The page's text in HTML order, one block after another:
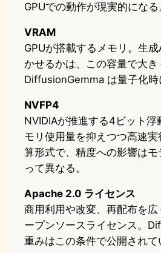
GPUでの動作が現実的になる
VRAM
GPUが搭載するメモリ。生
かせるかは、この容量で大き
DiffusionGemma は量子化時
NVFP4
NVIDIAが推進する4ビット浮
モリ使用量を抑えつつ高速
算形式で、精度への影響はモ
って異なる。
Apache 2.0 ライセンス
商用利用や改変、再配布を
ープンソースライセンス。
重みはこの条件で公開されて